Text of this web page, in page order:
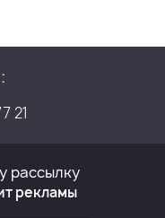
21
рассылку
рекламы